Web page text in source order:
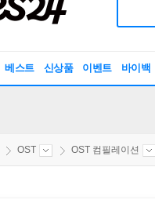
베스트 신상품 이벤트 바이백
OST OST 컴필레이션